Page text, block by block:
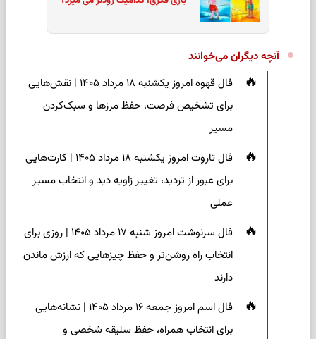
آنچه دیگران می‌خوانند
فال قهوه امروز یکشنبه ۱۸ مرداد ۱۴۰۵ | نقش‌هایی
برای تشخیص فرصت، حفظ مرزها و سبک‌کردن
مسیر
فال تاروت امروز یکشنبه ۱۸ مرداد ۱۴۰۵ | کارت‌هایی
برای عبور از تردید، تغییر زاویه دید و انتخاب مسیر
عملی
فال سرنوشت امروز شنبه ۱۷ مرداد ۱۴۰۵ | روزی برای
انتخاب راه روشن‌تر و حفظ چیزهایی که ارزش ماندن
دارند
فال اسم امروز جمعه ۱۶ مرداد ۱۴۰۵ | نشانه‌هایی
برای انتخاب همراه، حفظ سلیقه شخصی و